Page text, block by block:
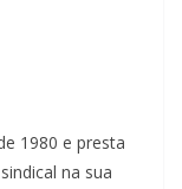
1980 e presta
na sua